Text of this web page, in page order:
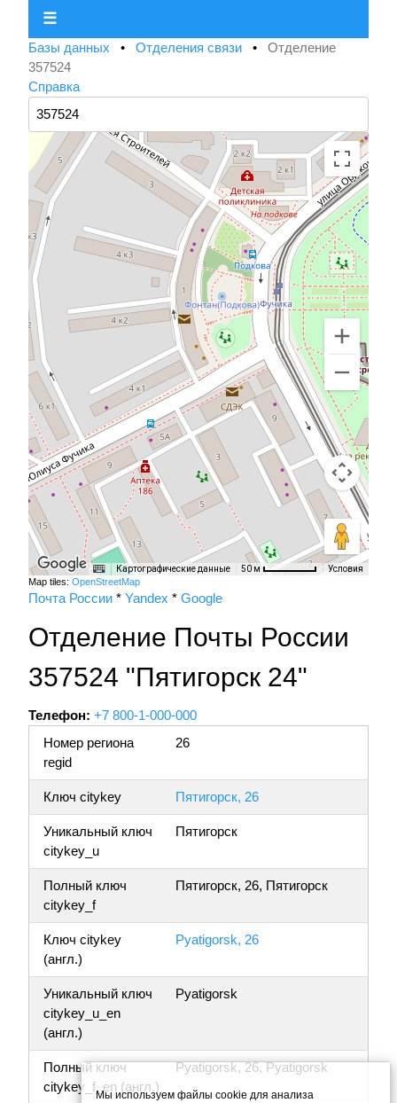
☰
Базы данных • Отделения связи • Отделение
357524
Справка
Картографические данные 50 м Условия
Map tiles: OpenStreetMap
Почта России * Yandex * Google
Отделение Почты России
357524 "Пятигорск 24"
Телефон: +7 800-1-000-000
Номер региона
regid
26
Ключ citykey Пятигорск, 26
Уникальный ключ
citykey_u
Пятигорск
Полный ключ
citykey_f
Пятигорск, 26, Пятигорск
Ключ citykey
(англ.)
Pyatigorsk, 26
Уникальный ключ
citykey_u_en
(англ.)
Pyatigorsk
Полный ключ
citykey_f_en (англ.)
Pyatigorsk, 26, Pyatigorsk
Мы используем файлы cookie для анализа